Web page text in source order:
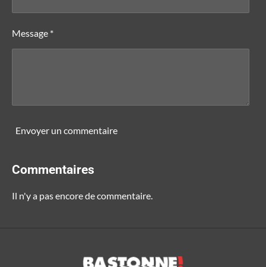
Message *
Envoyer un commentaire
Commentaires
Il n'y a pas encore de commentaire.